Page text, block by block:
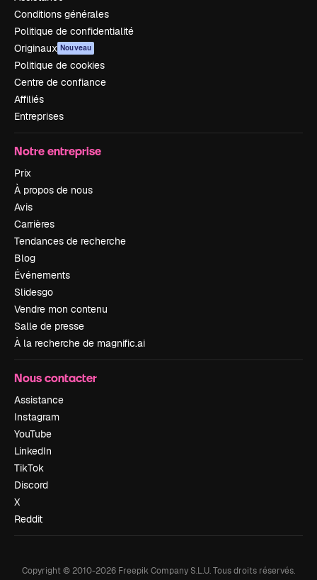
Conditions générales
Politique de confidentialité
Originaux Nouveau
Politique de cookies
Centre de confiance
Affiliés
Entreprises
Notre entreprise
Prix
À propos de nous
Avis
Carrières
Tendances de recherche
Blog
Événements
Slidesgo
Vendre mon contenu
Salle de presse
À la recherche de magnific.ai
Nous contacter
Assistance
Instagram
YouTube
LinkedIn
TikTok
Discord
X
Reddit
Copyright © 2010-2026 Freepik Company S.L.U.Tous droits réservés.